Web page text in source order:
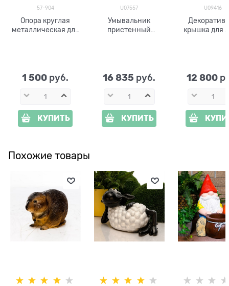
57-904
Опора круглая
металлическая для
1 500 руб.
КУПИТЬ
U07557
Умывальник
пристенный
16 835 руб.
КУПИТЬ
U09416
крышка для
12 800
Похожие товары